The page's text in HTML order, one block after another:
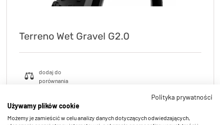
Terreno Wet Gravel G2.0
Polityka prywatności
Używamy plików cookie
Możemy je zamieścić w celu analizy danych dotyczących odwiedzających,